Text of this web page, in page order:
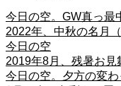
今日の空。GW真っ最
2022年、中秋の名月
今日の空
2019年8月、残暑お見
今日の空。夕方の変わ